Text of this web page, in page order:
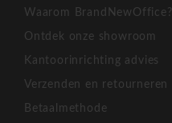
Waarom BrandNewOffice?
Ontdek onze showroom
Kantoorinrichting advies
Verzenden en retourneren
Betaalmethode